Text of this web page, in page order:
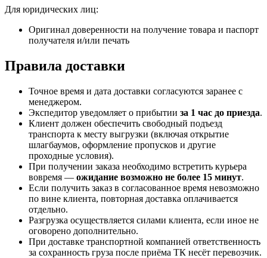
Для юридических лиц:
Оригинал доверенности на получение товара и паспорт
получателя и/или печать
Правила доставки
Точное время и дата доставки согласуются заранее с
менеджером.
Экспедитор уведомляет о прибытии за 1 час до приезда.
Клиент должен обеспечить свободный подъезд
транспорта к месту выгрузки (включая открытие
шлагбаумов, оформление пропусков и другие
проходные условия).
При получении заказа необходимо встретить курьера
вовремя — ожидание возможно не более 15 минут.
Если получить заказ в согласованное время невозможно
по вине клиента, повторная доставка оплачивается
отдельно.
Разгрузка осуществляется силами клиента, если иное не
оговорено дополнительно.
При доставке транспортной компанией ответственность
за сохранность груза после приёма ТК несёт перевозчик.